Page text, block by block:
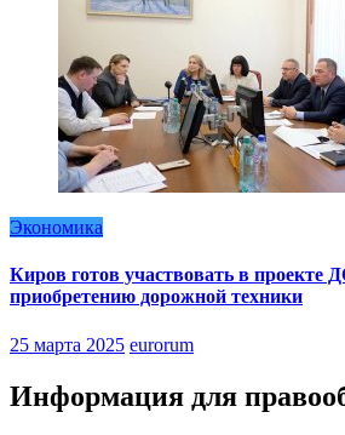
Экономика
Киров готов участвовать в
приобретению дорожной техники
25 марта 2025 eurorum
Информация для